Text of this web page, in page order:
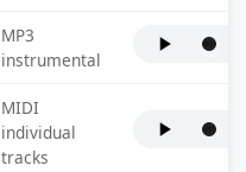
MP3
instrumental
MIDI
individual
tracks